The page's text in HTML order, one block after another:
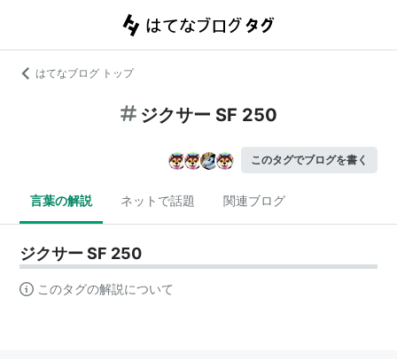
はてなブログ トップ
ジクサー SF 250
このタグでブログを書く
言葉の解説 ネットで話題 関連ブログ
ジクサー SF 250
このタグの解説について